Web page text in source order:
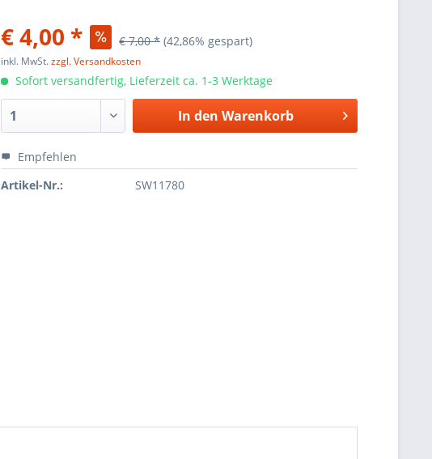
€ 4,00 * € 7,00 * (42,86% gespart)
inkl. MwSt.zzgl. Versandkosten
Sofort versandfertig, Lieferzeit ca. 1-3 Werktage
In den Warenkorb
Empfehlen
Artikel-Nr.:
SW11780